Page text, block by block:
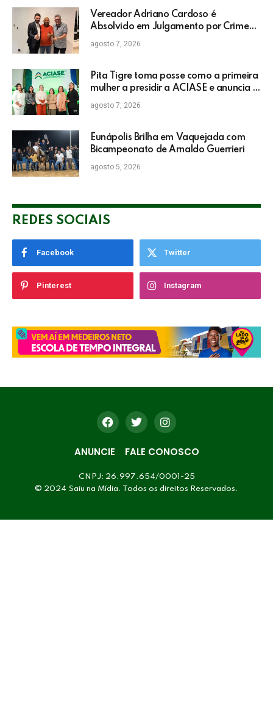
Vereador Adriano Cardoso é
Absolvido em Julgamento por Crime
Eleitoral no TRE
agosto 7, 2026
Pita Tigre toma posse como a primeira
mulher a presidir a ACIASE e anuncia a
retomada do Prêmio Destaque
Empresarial
agosto 7, 2026
Eunápolis Brilha em Vaquejada com
Bicampeonato de Arnaldo Guerrieri
agosto 5, 2026
REDES SOCIAIS
Facebook Twitter
Pinterest Instagram
ANUNCIE FALE CONOSCO
CNPJ: 26.997.654/0001-25
© 2024 Saiu na Mídia. Todos os direitos Reservados.